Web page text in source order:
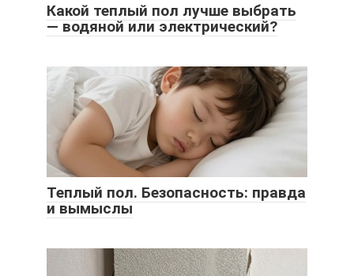
Какой теплый пол лучше выбрать
— водяной или электрический?
Теплый пол. Безопасность: правда
и вымыслы